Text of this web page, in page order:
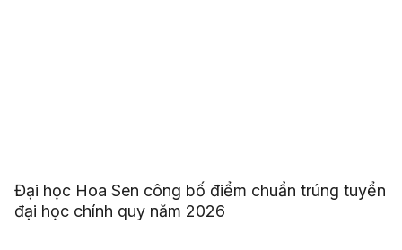
Đại học Hoa Sen công bố điểm chuẩn trúng tuyển
đại học chính quy năm 2026